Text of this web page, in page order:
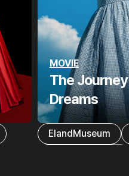
MOVIE
The
Dreams
ElandMuseum